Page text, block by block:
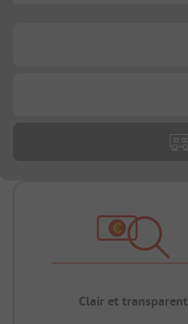
Clair et transparent